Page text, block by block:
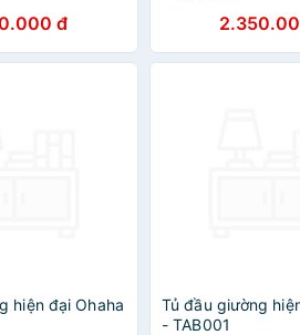
đ
hiện đại Ohaha
Tủ đầu giường
- TAB001